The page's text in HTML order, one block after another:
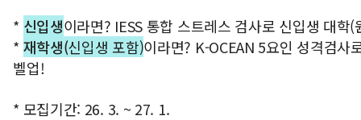
* 신입생이라면? IESS 통합 스트레스 검사로 신입생 대학
* 재학생(신입생 포함)이라면? K-OCEAN 5요인 성격검사
벨업!
* 모집기간: 26. 3. ~ 27. 1.